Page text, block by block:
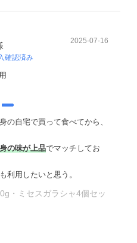
確認済み
2025-07-16
自宅で買って食べてから、
の味が上品でマッチしてお
利用したいと思う。
・ミセスガラシャ4個セッ